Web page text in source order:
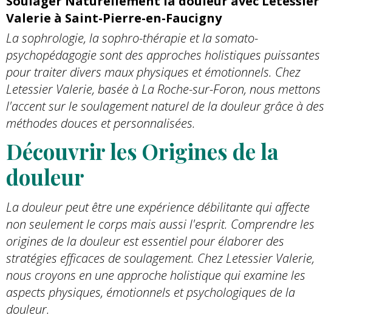
Valerie à Saint-Pierre-en-Faucigny
La sophrologie, la sophro-thérapie et la somato-
psychopédagogie sont des approches holistiques puissantes
pour traiter divers maux physiques et émotionnels. Chez
Letessier Valerie, basée à La Roche-sur-Foron, nous mettons
l'accent sur le soulagement naturel de la douleur grâce à des
méthodes douces et personnalisées.
Découvrir les Origines de la
douleur
La douleur peut être une expérience débilitante qui affecte
non seulement le corps mais aussi l'esprit. Comprendre les
origines de la douleur est essentiel pour élaborer des
stratégies efficaces de soulagement. Chez Letessier Valerie,
nous croyons en une approche holistique qui examine les
aspects physiques, émotionnels et psychologiques de la
douleur.